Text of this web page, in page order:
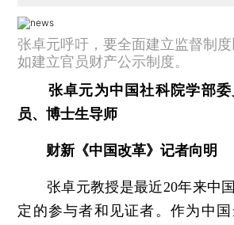
张卓元呼吁，要全面建立监督制
如建立官员财产公示制度。
张卓元为中国社科院学部委
员、博士生导师
财新《中国改革》记者向明
张卓元教授是最近20年来中
定的参与者和见证者。作为中